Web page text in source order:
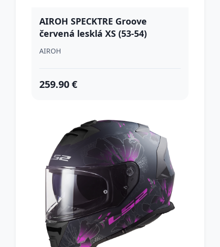
AIROH SPECKTRE Groove
červená lesklá XS (53-54)
AIROH
259.90 €